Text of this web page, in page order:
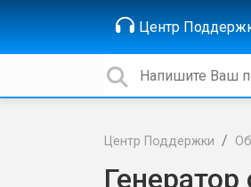
Центр
Центр Поддержки
Генератор